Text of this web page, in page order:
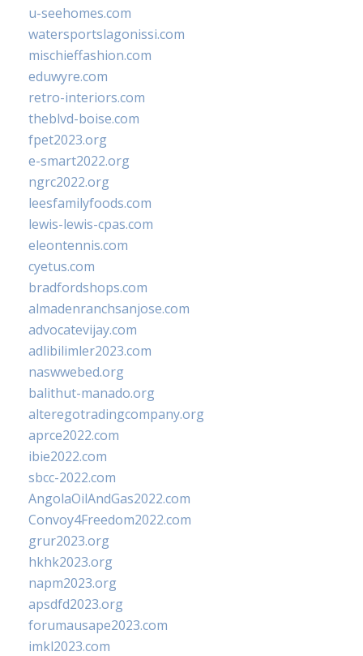
u-seehomes.com
watersportslagonissi.com
mischieffashion.com
eduwyre.com
retro-interiors.com
theblvd-boise.com
fpet2023.org
e-smart2022.org
ngrc2022.org
leesfamilyfoods.com
lewis-lewis-cpas.com
eleontennis.com
cyetus.com
bradfordshops.com
almadenranchsanjose.com
advocatevijay.com
adlibilimler2023.com
naswwebed.org
balithut-manado.org
alteregotradingcompany.org
aprce2022.com
ibie2022.com
sbcc-2022.com
AngolaOilAndGas2022.com
Convoy4Freedom2022.com
grur2023.org
hkhk2023.org
napm2023.org
apsdfd2023.org
forumausape2023.com
imkl2023.com